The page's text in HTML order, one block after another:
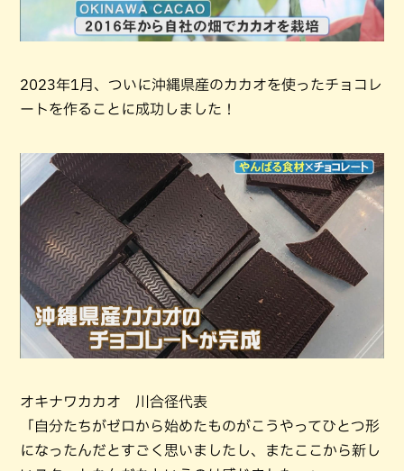
2023年1月、ついに沖縄県産のカカオを使ったチョコレ
ートを作ることに成功しました！
オキナワカカオ 川合径代表
「自分たちがゼロから始めたものがこうやってひとつ形
になったんだとすごく思いましたし、またここから新し